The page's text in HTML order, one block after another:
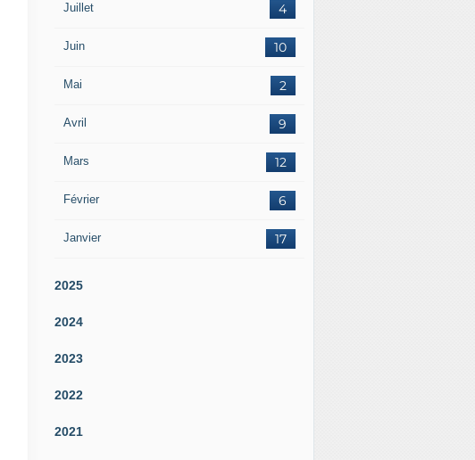
Juillet 4
Juin 10
Mai 2
Avril 9
Mars 12
Février 6
Janvier 17
2025
2024
2023
2022
2021